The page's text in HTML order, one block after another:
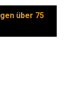
über 75